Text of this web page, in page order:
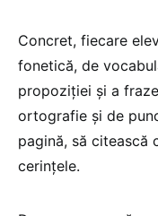
Concret, fiecare
fonetică, de
propoziției și a
ortografie și de
pagină, să citească
cerințele.